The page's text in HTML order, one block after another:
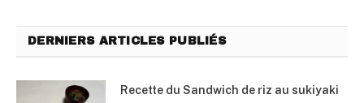
DERNIERS ARTICLES PUBLIÉS
Recette du Sandwich de riz au sukiyaki